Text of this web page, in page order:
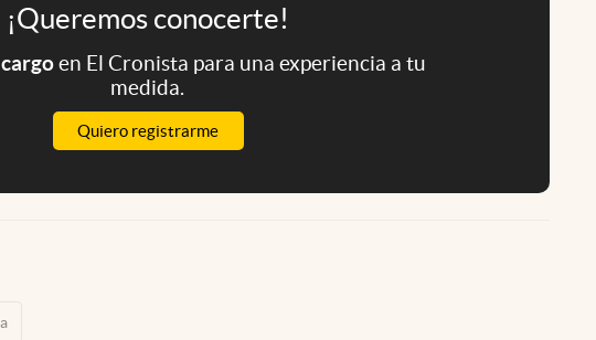
¡Queremos conocerte!
en El Cronista para una experiencia a tu
medida.
Quiero registrarme